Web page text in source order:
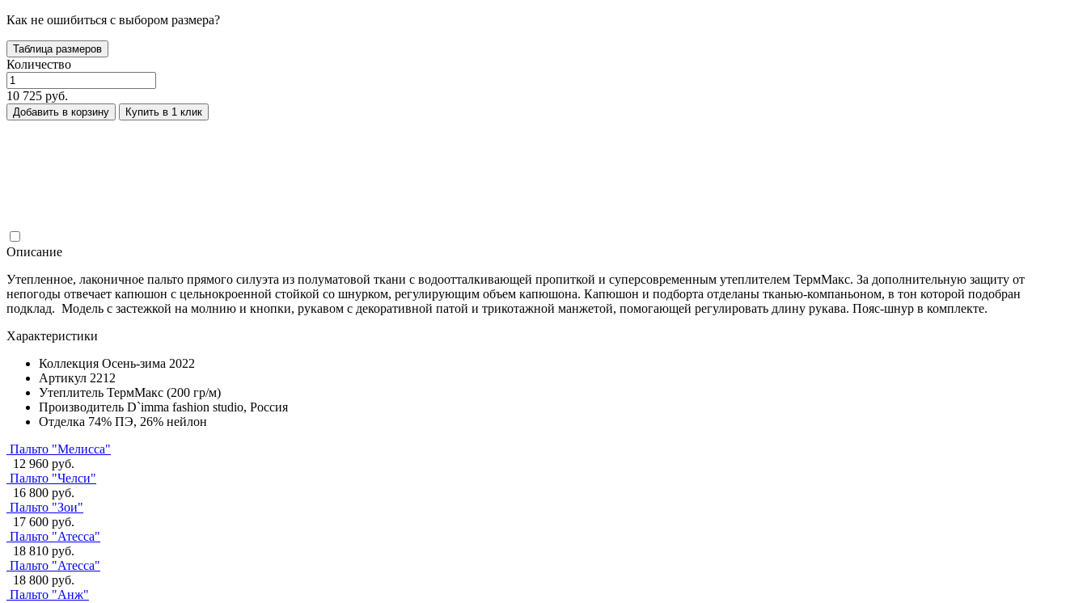
Как не ошибиться с выбором размера?
Таблица размеров
Количество
10 725 руб.
Добавить в корзину Купить в 1 клик
Описание
Утепленное, лаконичное пальто прямого силуэта из полуматовой ткани с водоотталкивающей пропиткой и суперсовременным утеплителем ТермМакс. За дополнительную защиту от
непогоды отвечает капюшон с цельнокроенной стойкой со шнурком, регулирующим объем капюшона. Капюшон и подборта отделаны тканью-компаньоном, в тон которой подобран
подклад. Модель с застежкой на молнию и кнопки, рукавом с декоративной патой и трикотажной манжетой, помогающей регулировать длину рукава. Пояс-шнур в комплекте.
Характеристики
Коллекция Осень-зима 2022
Артикул 2212
Утеплитель ТермМакс (200 гр/м)
Производитель D`imma fashion studio, Россия
Отделка 74% ПЭ, 26% нейлон
Пальто "Мелисса"
12 960 руб.
Пальто "Челси"
16 800 руб.
Пальто "Зои"
17 600 руб.
Пальто "Атесса"
18 810 руб.
Пальто "Атесса"
18 800 руб.
Пальто "Анж"